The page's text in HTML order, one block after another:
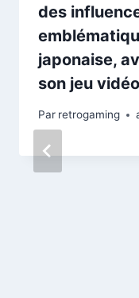
des
japonaise,
son jeu
Par retrogaming